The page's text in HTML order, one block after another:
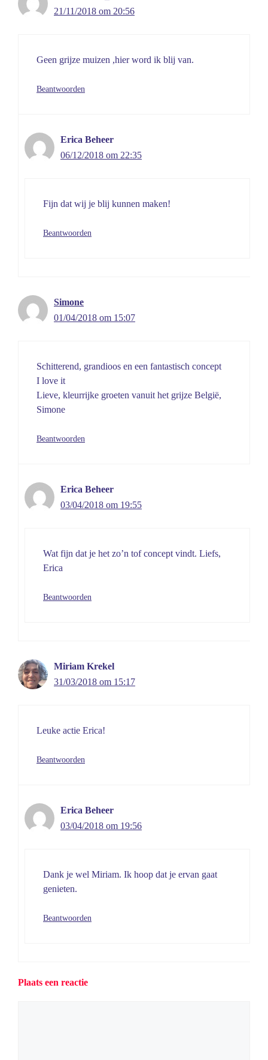
21/11/2018 om 20:56
Geen grijze muizen ,hier word ik blij van.
Beantwoorden
Erica Beheer
06/12/2018 om 22:35
Fijn dat wij je blij kunnen maken!
Beantwoorden
Simone
01/04/2018 om 15:07
Schitterend, grandioos en een fantastisch concept
I love it
Lieve, kleurrijke groeten vanuit het grijze België,
Simone
Beantwoorden
Erica Beheer
03/04/2018 om 19:55
Wat fijn dat je het zo’n tof concept vindt. Liefs,
Erica
Beantwoorden
Miriam Krekel
31/03/2018 om 15:17
Leuke actie Erica!
Beantwoorden
Erica Beheer
03/04/2018 om 19:56
Dank je wel Miriam. Ik hoop dat je ervan gaat
genieten.
Beantwoorden
Plaats een reactie